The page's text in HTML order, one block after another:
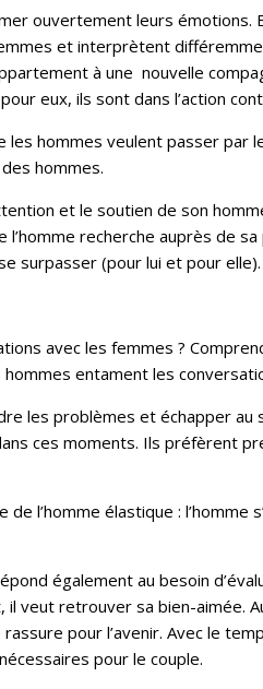
ouvertement leurs émotions.
et interprètent
à une nouvelle
eux, ils sont dans l’action
hommes veulent passer par
hommes.
et le soutien de son
recherche auprès de
surpasser (pour lui et pour elle).
avec les femmes ?
entament les
les problèmes et échapper
ces moments. Ils préfèrent
l’homme élastique : l’homme
également au besoin
veut retrouver sa bien-aimée.
pour l’avenir. Avec le
pour le couple.